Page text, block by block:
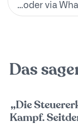
…oder via
Das
„Die
Kampf.